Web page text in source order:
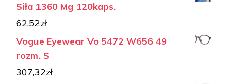
Siła 1360 Mg 120kaps.
62,52zł
Vogue Eyewear Vo 5472 W656 49
rozm. S
307,32zł